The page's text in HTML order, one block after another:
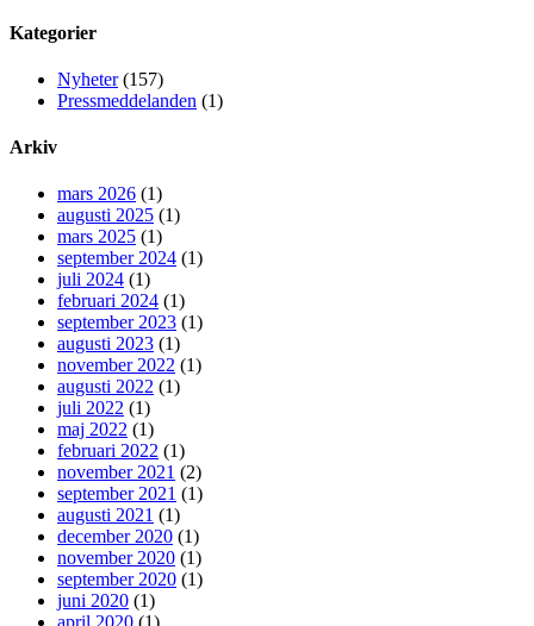
Kategorier
Nyheter(157)
Pressmeddelanden (1)
Arkiv
mars 2026 (1)
augusti 2025 (1)
mars 2025 (1)
september 2024 (1)
juli 2024 (1)
februari 2024 (1)
september 2023 (1)
augusti 2023 (1)
november 2022 (1)
augusti 2022 (1)
juli 2022 (1)
maj 2022 (1)
februari 2022 (1)
november 2021 (2)
september 2021 (1)
augusti 2021 (1)
december 2020 (1)
november 2020 (1)
september 2020 (1)
juni 2020 (1)